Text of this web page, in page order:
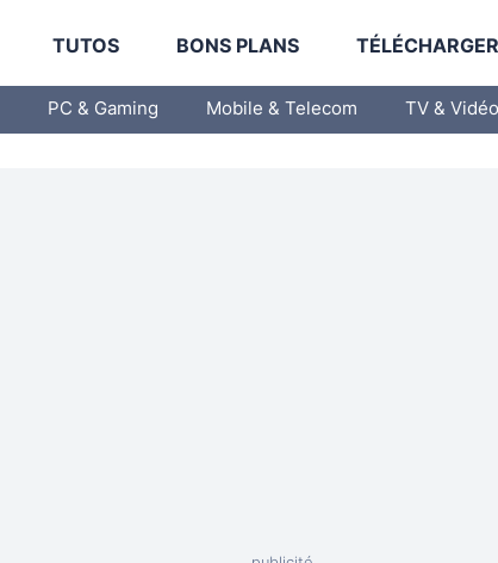
TUTOS BONS PLANS
PC & Gaming Mobile & Telecom TV & Vidéo